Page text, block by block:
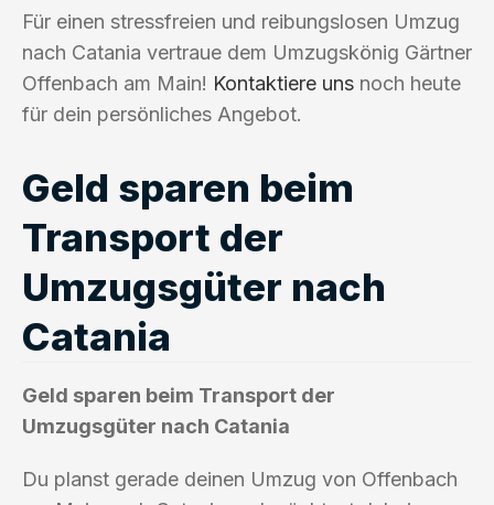
Für einen stressfreien und reibungslosen Umzug
nach Catania vertraue dem Umzugskönig Gärtner
Offenbach am Main! Kontaktiere uns noch heute
für dein persönliches Angebot.
Geld sparen beim
Transport der
Umzugsgüter nach
Catania
Geld sparen beim Transport der
Umzugsgüter nach Catania
Du planst gerade deinen Umzug von Offenbach